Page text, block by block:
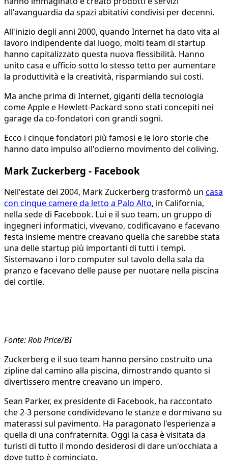
all'avanguardia da spazi abitativi condivisi per decenni.
All'inizio degli anni 2000, quando Internet ha dato vita al
lavoro indipendente dal luogo, molti team di startup
hanno capitalizzato questa nuova flessibilità. Hanno
unito casa e ufficio sotto lo stesso tetto per aumentare
la produttività e la creatività, risparmiando sui costi.
Ma anche prima di Internet, giganti della tecnologia
come Apple e Hewlett-Packard sono stati concepiti nei
garage da co-fondatori con grandi sogni.
Ecco i cinque fondatori più famosi e le loro storie che
hanno dato impulso all'odierno movimento del coliving.
Mark Zuckerberg - Facebook
Nell'estate del 2004, Mark Zuckerberg trasformò un casa
con cinque camere da letto a Palo Alto, in California,
nella sede di Facebook. Lui e il suo team, un gruppo di
ingegneri informatici, vivevano, codificavano e facevano
festa insieme mentre creavano quella che sarebbe stata
una delle startup più importanti di tutti i tempi.
Sistemavano i loro computer sul tavolo della sala da
pranzo e facevano delle pause per nuotare nella piscina
del cortile.
Fonte: Rob Price/BI
Zuckerberg e il suo team hanno persino costruito una
zipline dal camino alla piscina, dimostrando quanto si
divertissero mentre creavano un impero.
Sean Parker, ex presidente di Facebook, ha raccontato
che 2-3 persone condividevano le stanze e dormivano su
materassi sul pavimento. Ha paragonato l'esperienza a
quella di una confraternita. Oggi la casa è visitata da
turisti di tutto il mondo desiderosi di dare un'occhiata a
dove tutto è cominciato.